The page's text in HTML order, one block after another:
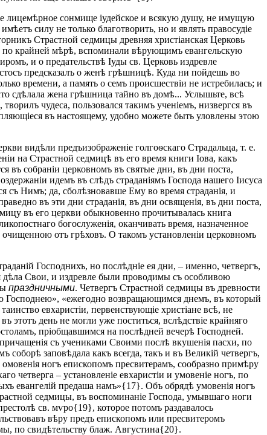
лицемѣрное сонмище іудейское и всякую душу, не имущую
силу не только благотворить, но и являть правосудіе
Страстной седмицы древняя христіанская Церковь
по крайней мѣрѣ, вспоминали вѣрующимъ евангельскую
и о предательствѣ Іуды св. Церковь издревле
предсказалъ о женѣ грѣшницѣ. Куда ни пойдешь во
времени, а память о семъ происшествіи не истребилась; и
сдѣлала жена грѣшница тайно въ домѣ... Услышьте, всѣ
чудеса, пользовался такимъ ученіемъ, низвергся въ
въ настоящему, удобно можете быть уловлены этою
видѣли предъизображеніе голгоѳскаго Страдальца, т. е.
на Страстной седмицѣ въ его время книги Іова, какъ
въ собраніи церковномъ въ святые дни, въ дни поста,
идемъ въ слѣдъ страданіямъ Господа нашего Іисуса
съ Нимъ; да, сболѣзновавше Ему во время страданія, и
въ эти дни страданія, въ дни освященія, въ дни поста,
въ его церкви обыкновенно прочитывалась книга
бoгocлyжeнiя, оканчивать время, назначенное
отъ грѣховъ. О такомъ установленіи церковномъ
Господнихъ, но послѣдніе ея дни, – именно, четвергъ,
дѣла Свои, и издревле были проводимы съ особливою
праздничными. Четвергъ Страстной седмицы въ древности
Господнею», «ежегодно возвращающимся днемъ, въ который
евхаристіи, первенствующіе христіане всѣ, не
день не могли уже поститься, вслѣдствіе крайняго
пріобщавшимся на послѣдней вечерѣ Господней.
съ учениками Своими послѣ вкушенія пасхи, по
заповѣдала какъ всегда, такъ и въ Великій четвергъ,
ногъ епископомъ пресвитерамъ, сообразно примѣру
четверга – установленіе евхаристіи и умовеніе ногъ, по
евангелій предаша намъ»{17}. Объ обрядѣ умовенія ногъ
седмицы, въ воспоминаніе Господа, умывшаго ноги
св. мѵро{19}, которое потомъ раздавалось
вѣру предъ епископомъ или пресвитеромъ
по свидѣтельству блаж. Августина{20}.